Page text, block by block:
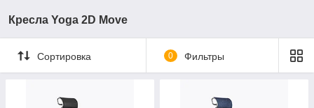
Кресла Yoga 2D Move
Сортировка 0 Фильтры